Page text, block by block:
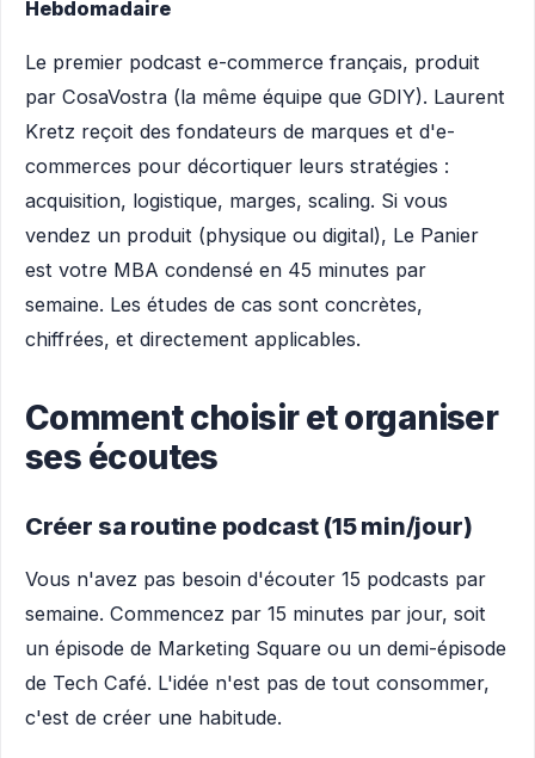
Hebdomadaire
Le premier podcast e-commerce français, produit
par CosaVostra (la même équipe que GDIY). Laurent
Kretz reçoit des fondateurs de marques et d'e-
commerces pour décortiquer leurs stratégies :
acquisition, logistique, marges, scaling. Si vous
vendez un produit (physique ou digital), Le Panier
est votre MBA condensé en 45 minutes par
semaine. Les études de cas sont concrètes,
chiffrées, et directement applicables.
Comment choisir et organiser
ses écoutes
Créer sa routine podcast (15 min/jour)
Vous n'avez pas besoin d'écouter 15 podcasts par
semaine. Commencez par 15 minutes par jour, soit
un épisode de Marketing Square ou un demi-épisode
de Tech Café. L'idée n'est pas de tout consommer,
c'est de créer une habitude.